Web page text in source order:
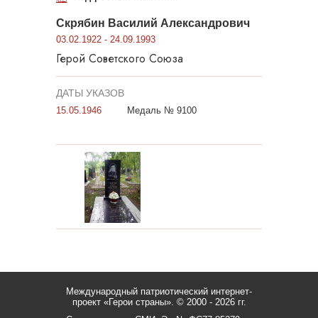
Скрябин Василий Александрович
03.02.1922 - 24.09.1993
Герой Советского Союза
ДАТЫ УКАЗОВ
15.05.1946 Медаль № 9100
Международный патриотический интернет-
проект «Герои страны». © 2000 - 2026 гг.